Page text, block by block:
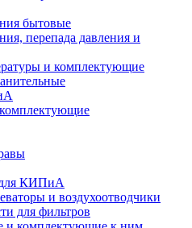
бытовые
перепада давления и
и комплектующие
КИПиА
и воздухоотводчики
для фильтров